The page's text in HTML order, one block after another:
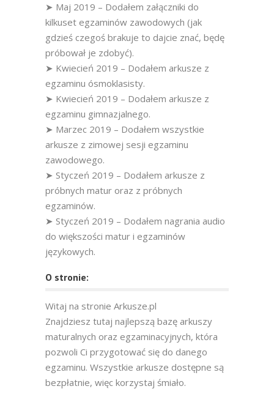
➤ Maj 2019 – Dodałem załączniki do
kilkuset egzaminów zawodowych (jak
gdzieś czegoś brakuje to dajcie znać, będę
próbował je zdobyć).
➤ Kwiecień 2019 – Dodałem arkusze z
egzaminu ósmoklasisty.
➤ Kwiecień 2019 – Dodałem arkusze z
egzaminu gimnazjalnego.
➤ Marzec 2019 – Dodałem wszystkie
arkusze z zimowej sesji egzaminu
zawodowego.
➤ Styczeń 2019 – Dodałem arkusze z
próbnych matur oraz z próbnych
egzaminów.
➤ Styczeń 2019 – Dodałem nagrania audio
do większości matur i egzaminów
językowych.
O stronie:
Witaj na stronie Arkusze.pl
Znajdziesz tutaj najlepszą bazę arkuszy
maturalnych oraz egzaminacyjnych, która
pozwoli Ci przygotować się do danego
egzaminu. Wszystkie arkusze dostępne są
bezpłatnie, więc korzystaj śmiało.